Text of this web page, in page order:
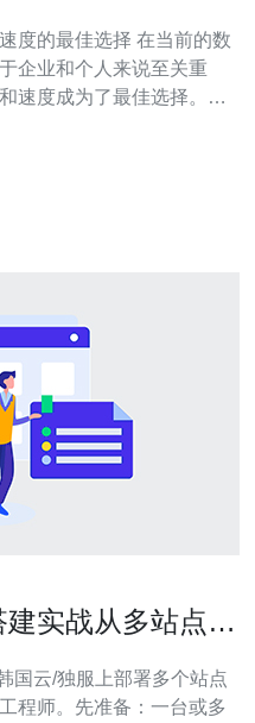
佳选择 在当前的数
企业和个人来说至关重
速度成为了最佳选择。无
实战从多站点部
国云/独服上部署多个站点
程师。先准备：一台或多